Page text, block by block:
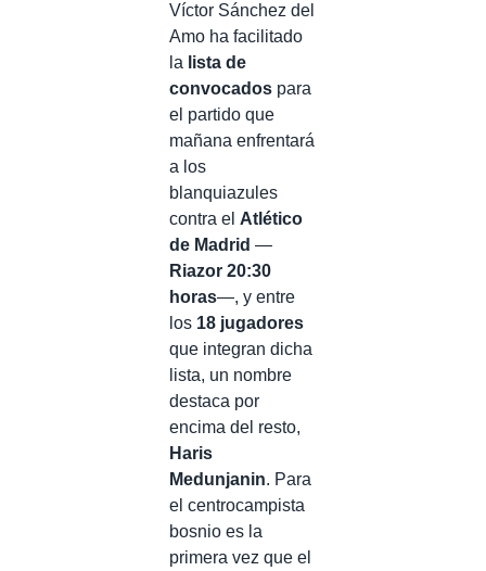
Víctor Sánchez del
Amo ha facilitado
la lista de
convocados para
el partido que
mañana enfrentará
a los
blanquiazules
contra el Atlético
de Madrid —
Riazor 20:30
horas—, y entre
los 18 jugadores
que integran dicha
lista, un nombre
destaca por
encima del resto,
Haris
Medunjanin. Para
el centrocampista
bosnio es la
primera vez que el